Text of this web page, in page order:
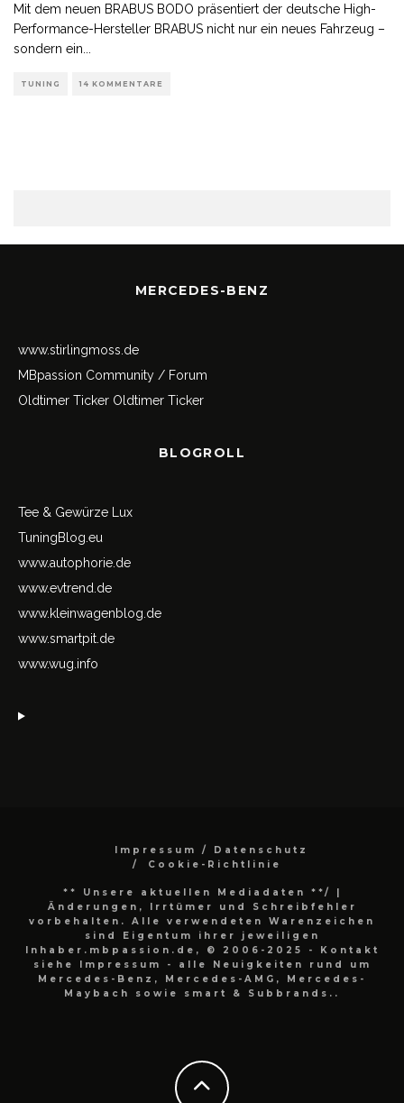
Mit dem neuen BRABUS BODO präsentiert der deutsche High-
Performance-Hersteller BRABUS nicht nur ein neues Fahrzeug –
sondern ein
TUNING 14 KOMMENTARE
MERCEDES-BENZ
www.stirlingmoss.de
MBpassion Community / Forum
Oldtimer Ticker Oldtimer Ticker
BLOGROLL
Tee & Gewürze Lux
TuningBlog.eu
www.autophorie.de
www.evtrend.de
www.kleinwagenblog.de
www.smartpit.de
www.wug.info
Impressum / Datenschutz
Cookie-Richtlinie
** Unsere aktuellen Mediadaten **/
|
Änderungen, Irrtümer und Schreibfehler
vorbehalten. Alle verwendeten Warenzeichen
sind Eigentum ihrer jeweiligen
Inhaber.mbpassion.de, © 2006-2025 - Kontakt
siehe Impressum - alle Neuigkeiten rund um
Mercedes-Benz, Mercedes-AMG, Mercedes-
Maybach sowie smart & Subbrands..